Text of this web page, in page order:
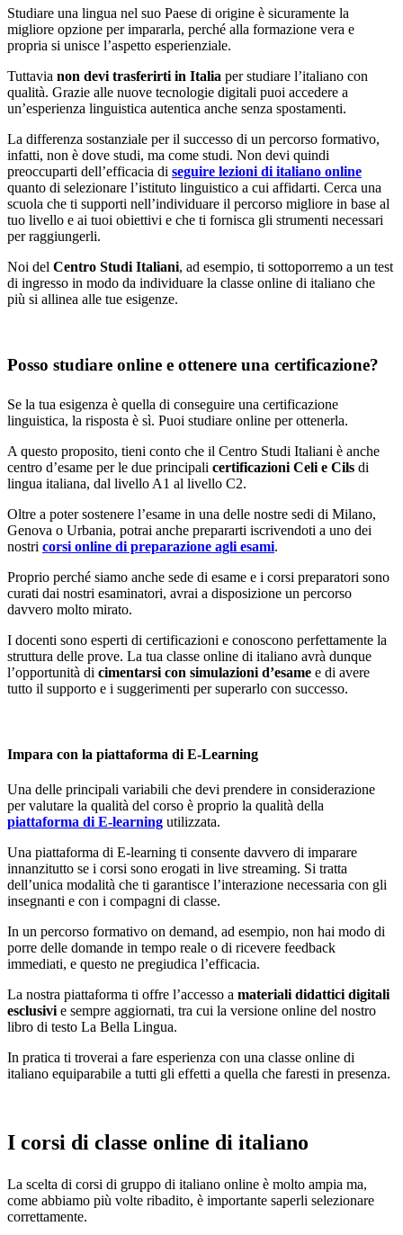
Studiare una lingua nel suo Paese di origine è sicuramente la
migliore opzione per impararla, perché alla formazione vera e
propria si unisce l’aspetto esperienziale.
Tuttavia non devi trasferirti in Italia per studiare l’italiano con
qualità. Grazie alle nuove tecnologie digitali puoi accedere a
un’esperienza linguistica autentica anche senza spostamenti.
La differenza sostanziale per il successo di un percorso formativo,
infatti, non è dove studi, ma come studi. Non devi quindi
preoccuparti dell’efficacia di seguire lezioni di italiano online
quanto di selezionare l’istituto linguistico a cui affidarti. Cerca una
scuola che ti supporti nell’individuare il percorso migliore in base al
tuo livello e ai tuoi obiettivi e che ti fornisca gli strumenti necessari
per raggiungerli.
Noi del Centro Studi Italiani, ad esempio, ti sottoporremo a un test
di ingresso in modo da individuare la classe online di italiano che
più si allinea alle tue esigenze.
Posso studiare online e ottenere una certificazione?
Se la tua esigenza è quella di conseguire una certificazione
linguistica, la risposta è sì. Puoi studiare online per ottenerla.
A questo proposito, tieni conto che il Centro Studi Italiani è anche
centro d’esame per le due principali certificazioni Celi e Cils di
lingua italiana, dal livello A1 al livello C2.
Oltre a poter sostenere l’esame in una delle nostre sedi di Milano,
Genova o Urbania, potrai anche prepararti iscrivendoti a uno dei
nostri corsi online di preparazione agli esami.
Proprio perché siamo anche sede di esame e i corsi preparatori sono
curati dai nostri esaminatori, avrai a disposizione un percorso
davvero molto mirato.
I docenti sono esperti di certificazioni e conoscono perfettamente la
struttura delle prove. La tua classe online di italiano avrà dunque
l’opportunità di cimentarsi con simulazioni d’esame e di avere
tutto il supporto e i suggerimenti per superarlo con successo.
Impara con la piattaforma di E-Learning
Una delle principali variabili che devi prendere in considerazione
per valutare la qualità del corso è proprio la qualità della
piattaforma di E-learning utilizzata.
Una piattaforma di E-learning ti consente davvero di imparare
innanzitutto se i corsi sono erogati in live streaming. Si tratta
dell’unica modalità che ti garantisce l’interazione necessaria con gli
insegnanti e con i compagni di classe.
In un percorso formativo on demand, ad esempio, non hai modo di
porre delle domande in tempo reale o di ricevere feedback
immediati, e questo ne pregiudica l’efficacia.
La nostra piattaforma ti offre l’accesso a materiali didattici digitali
esclusivi e sempre aggiornati, tra cui la versione online del nostro
libro di testo La Bella Lingua.
In pratica ti troverai a fare esperienza con una classe online di
italiano equiparabile a tutti gli effetti a quella che faresti in presenza.
I corsi di classe online di italiano
La scelta di corsi di gruppo di italiano online è molto ampia ma,
come abbiamo più volte ribadito, è importante saperli selezionare
correttamente.